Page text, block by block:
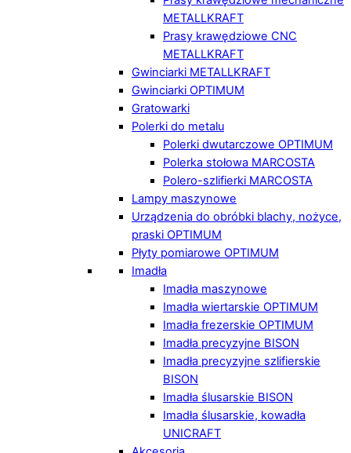
METALLKRAFT
Prasy krawędziowe CNC
METALLKRAFT
Gwinciarki METALLKRAFT
Gwinciarki OPTIMUM
Gratowarki
Polerki do metalu
Polerki dwutarczowe OPTIMUM
Polerka stołowa MARCOSTA
Polero-szlifierki MARCOSTA
Lampy maszynowe
Urządzenia do obróbki blachy, nożyce,
praski OPTIMUM
Płyty pomiarowe OPTIMUM
Imadła
Imadła maszynowe
Imadła wiertarskie OPTIMUM
Imadła frezerskie OPTIMUM
Imadła precyzyjne BISON
Imadła precyzyjne szlifierskie
BISON
Imadła ślusarskie BISON
Imadła ślusarskie, kowadła
UNICRAFT